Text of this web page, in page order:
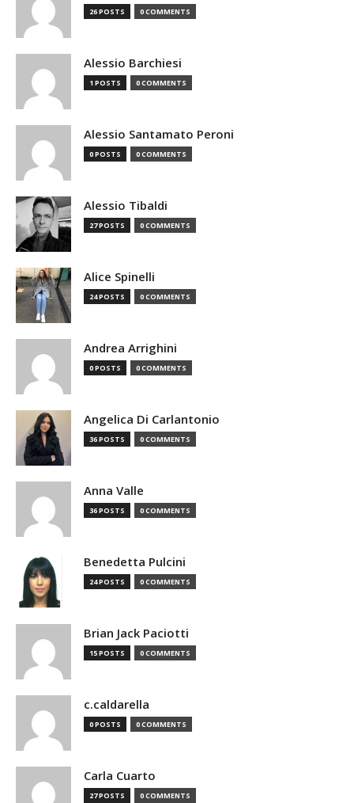
26 POSTS 0 COMMENTS
Alessio Barchiesi
1 POSTS 0 COMMENTS
Alessio Santamato Peroni
0 POSTS 0 COMMENTS
Alessio Tibaldi
27 POSTS 0 COMMENTS
Alice Spinelli
24 POSTS 0 COMMENTS
Andrea Arrighini
0 POSTS 0 COMMENTS
Angelica Di Carlantonio
36 POSTS 0 COMMENTS
Anna Valle
36 POSTS 0 COMMENTS
Benedetta Pulcini
24 POSTS 0 COMMENTS
Brian Jack Paciotti
15 POSTS 0 COMMENTS
c.caldarella
0 POSTS 0 COMMENTS
Carla Cuarto
27 POSTS 0 COMMENTS